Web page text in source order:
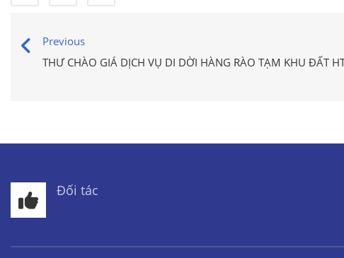
Previous
THƯ CHÀO GIÁ DỊCH VỤ DI DỜI HÀNG RÀO TẠM KHU ĐẤT
Đối tác